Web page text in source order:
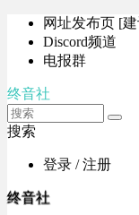
网址发布页 [
Discord频道
电报群
终音社
搜索
登录 / 注册
终音社